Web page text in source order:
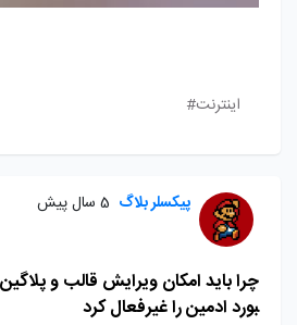
اینترنت#
پیکسلر بلاگ 5 سال پیش
چرا باید امکان ویرایش قالب و
بورد ادمین را غیرفعال کرد